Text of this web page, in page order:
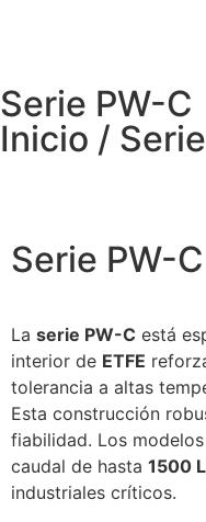
Serie PW-C
Inicio /
Serie PW-C
La serie PW-C está
interior de ETFE
tolerancia a altas
Esta construcción
fiabilidad. Los
caudal de hasta 1500
industriales críticos.